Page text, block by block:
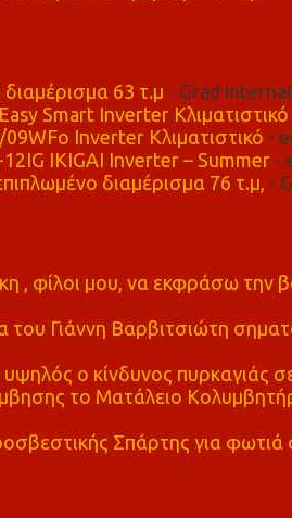
διαμέρισμα 63 τ.μ - Grad
Smart Inverter Κλιματιστικό
Inverter Κλιματιστικό -
IKIGAI Inverter – Summer-
διαμέρισμα 76 τ.μ, -
, φίλοι μου, να εκφράσω την
Γιάννη Βαρβιτσιώτη
ο κίνδυνος πυρκαγιάς
το Ματάλειο
Σπάρτης για